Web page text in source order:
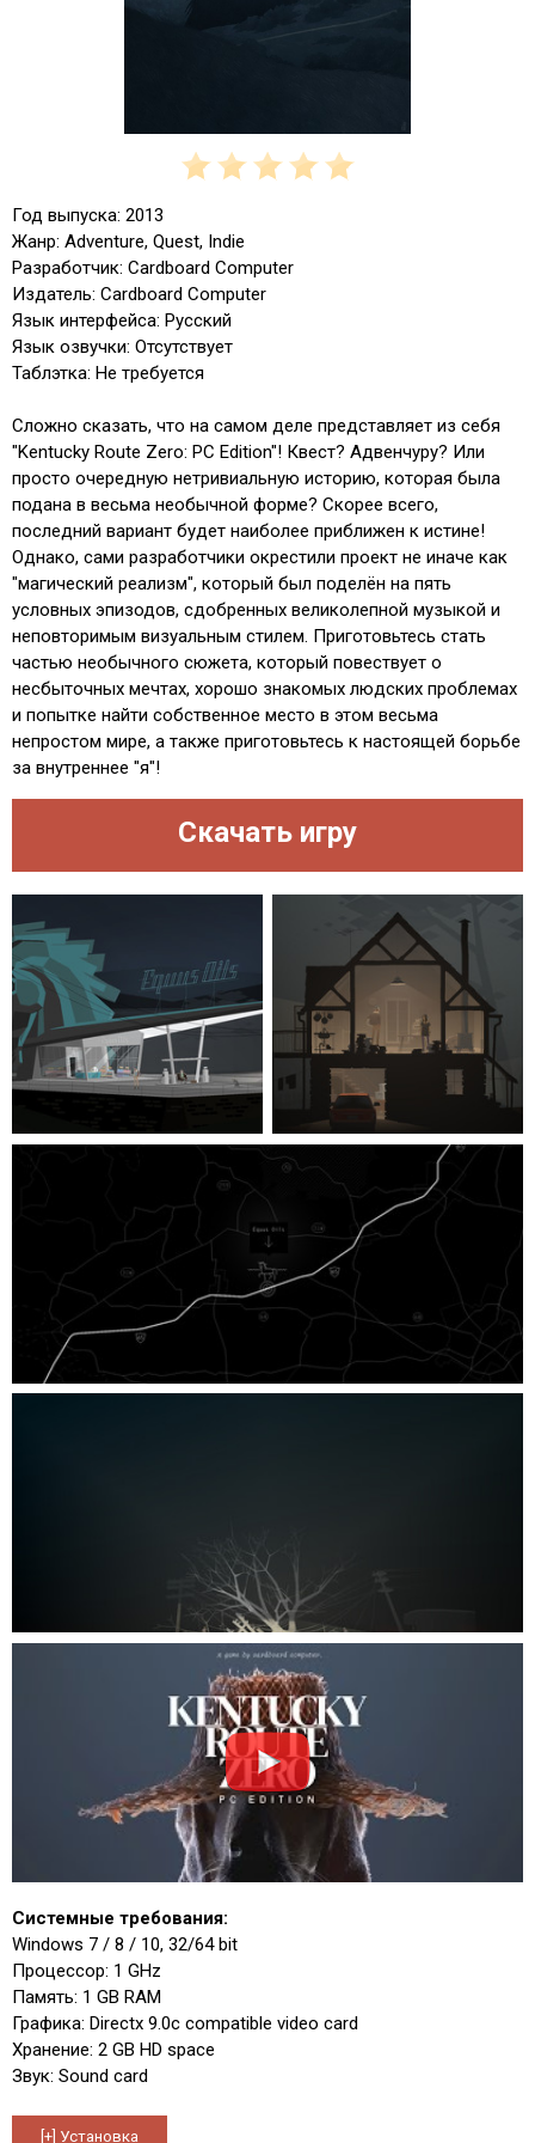
Год выпуска: 2013
Жанр: Adventure, Quest, Indie
Разработчик: Cardboard Computer
Издатель: Cardboard Computer
Язык интерфейса: Русский
Язык озвучки: Отсутствует
Таблэтка: Не требуется
Сложно сказать, что на самом деле представляет из себя
"Kentucky Route Zero: PC Edition"! Квест? Адвенчуру? Или
просто очередную нетривиальную историю, которая была
подана в весьма необычной форме? Скорее всего,
последний вариант будет наиболее приближен к истине!
Однако, сами разработчики окрестили проект не иначе как
"магический реализм", который был поделён на пять
условных эпизодов, сдобренных великолепной музыкой и
неповторимым визуальным стилем. Приготовьтесь стать
частью необычного сюжета, который повествует о
несбыточных мечтах, хорошо знакомых людских проблемах
и попытке найти собственное место в этом весьма
непростом мире, а также приготовьтесь к настоящей борьбе
за внутреннее "я"!
Скачать игру
Системные требования:
Windows 7 / 8 / 10, 32/64 bit
Процессор: 1 GHz
Память: 1 GB RAM
Графика: Directx 9.0c compatible video card
Хранение: 2 GB HD space
Звук: Sound card